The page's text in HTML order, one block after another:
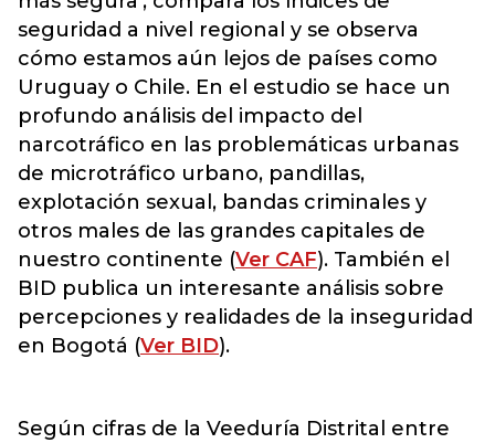
seguridad a nivel regional y se observa
cómo estamos aún lejos de países como
Uruguay o Chile. En el estudio se hace un
profundo análisis del impacto del
narcotráfico en las problemáticas urbanas
de microtráfico urbano, pandillas,
explotación sexual, bandas criminales y
otros males de las grandes capitales de
nuestro continente (Ver CAF). También el
BID publica un interesante análisis sobre
percepciones y realidades de la inseguridad
en Bogotá (Ver BID).
Según cifras de la Veeduría Distrital entre